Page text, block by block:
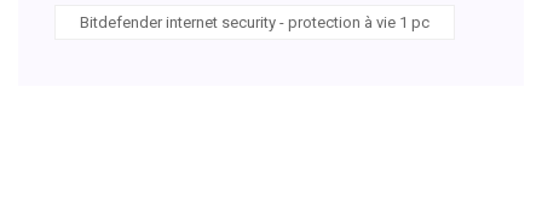
Bitdefender internet security - protection à vie 1 pc